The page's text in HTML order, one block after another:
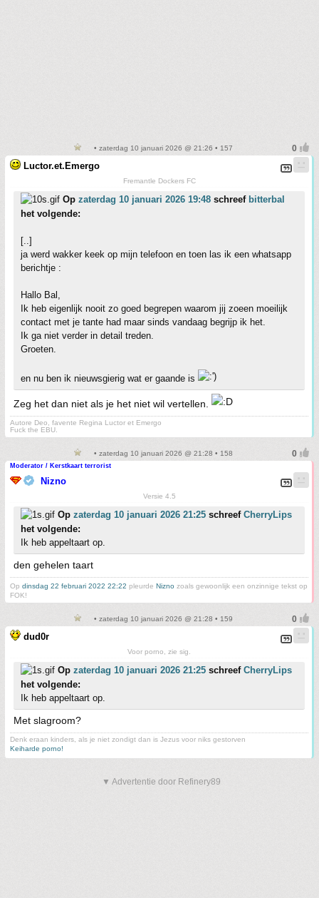
• zaterdag 10 januari 2026 @ 21:26 • 157
Luctor.et.Emergo
Fremantle Dockers FC
Op zaterdag 10 januari 2026 19:48 schreef bitterbal
het volgende:
[..]
ja werd wakker keek op mijn telefoon en toen las ik een whatsapp
berichtje :
Hallo Bal,
Ik heb eigenlijk nooit zo goed begrepen waarom jij zoeen moeilijk
contact met je tante had maar sinds vandaag begrijp ik het.
Ik ga niet verder in detail treden.
Groeten.
en nu ben ik nieuwsgierig wat er gaande is
Zeg het dan niet als je het niet wil vertellen.
Autore Deo, favente Regina Luctor et Emergo
Fuck the EBU.
• zaterdag 10 januari 2026 @ 21:28 • 158
Moderator / Kerstkaart terrorist
Nizno
Versie 4.5
Op zaterdag 10 januari 2026 21:25 schreef CherryLips
het volgende:
Ik heb appeltaart op.
den gehelen taart
Op dinsdag 22 februari 2022 22:22 pleurde Nizno zoals gewoonlijk een onzinnige tekst op
FOK!
• zaterdag 10 januari 2026 @ 21:28 • 159
dud0r
Voor porno, zie sig.
Op zaterdag 10 januari 2026 21:25 schreef CherryLips
het volgende:
Ik heb appeltaart op.
Met slagroom?
Denk eraan kinders, als je niet zondigt dan is Jezus voor niks gestorven
Keiharde porno!
▼ Advertentie door Refinery89